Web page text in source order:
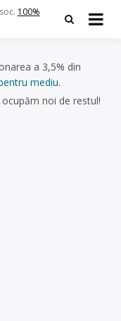
100%
a 3,5% din
mediu.
noi de restul!